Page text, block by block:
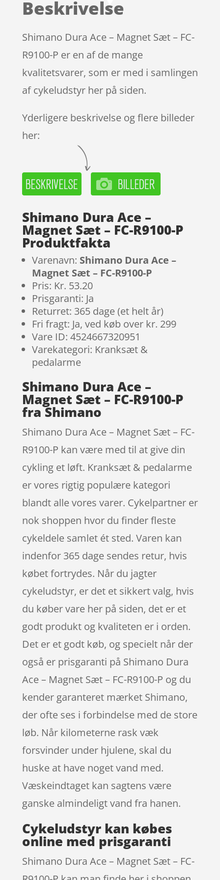
på
mmelser
Beskrivelse
Shimano Dura Ace – Magnet Sæt – FC-
R9100-P er en af de mange
kvalitetsvarer, som er med i samlingen
af cykeludstyr her på siden.
Yderligere beskrivelse og flere billeder
her:
Shimano Dura Ace –
Magnet Sæt – FC-R9100-P
Produktfakta
Varenavn: Shimano Dura Ace –
Magnet Sæt – FC-R9100-P
Pris: Kr. 53.20
Prisgaranti: Ja
Returret: 365 dage (et helt år)
Fri fragt: Ja, ved køb over kr. 299
Vare ID: 4524667320951
Varekategori: Kranksæt &
pedalarme
Shimano Dura Ace –
Magnet Sæt – FC-R9100-P
fra Shimano
Shimano Dura Ace – Magnet Sæt – FC-
R9100-P kan være med til at give din
cykling et løft. Kranksæt & pedalarme
er vores rigtig populære kategori
blandt alle vores varer. Cykelpartner er
nok shoppen hvor du finder fleste
cykeldele samlet ét sted. Varen kan
indenfor 365 dage sendes retur, hvis
købet fortrydes. Når du jagter
cykeludstyr, er det et sikkert valg, hvis
du køber vare her på siden, det er et
godt produkt og kvaliteten er i orden.
Det er et godt køb, og specielt når der
også er prisgaranti på Shimano Dura
Ace – Magnet Sæt – FC-R9100-P og du
kender garanteret mærket Shimano,
der ofte ses i forbindelse med de store
løb. Når kilometerne rask væk
forsvinder under hjulene, skal du
huske at have noget vand med.
Væskeindtaget kan sagtens være
ganske almindeligt vand fra hanen.
Cykeludstyr kan købes
online med prisgaranti
Shimano Dura Ace – Magnet Sæt – FC-